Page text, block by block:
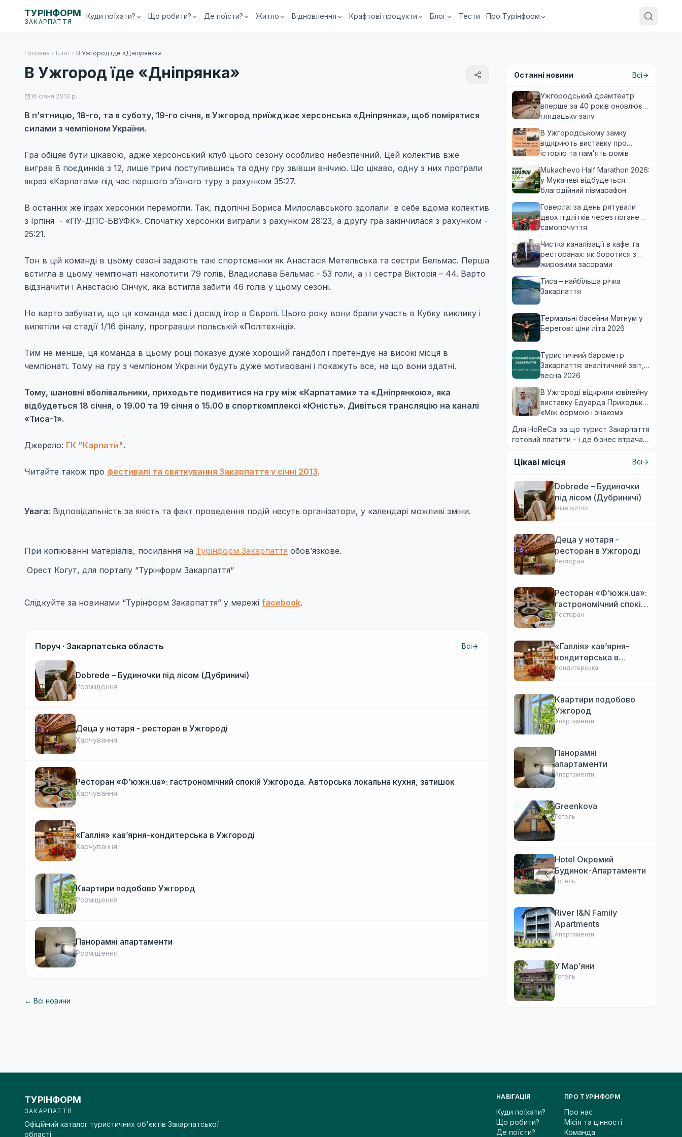
ТУРІНФОРМ
ЗАКАРПАТТЯ
Куди поїхати? Що робити? Де поїсти? Житло Відновлення Крафтові продукти Блог Тести Про Турінформ
Головна Блог В Ужгород їде «Дніпрянка»
В Ужгород їде «Дніпрянка»
16 січня 2013 р.
В п’ятницю, 18-го, та в суботу, 19-го січня, в Ужгород приїжджає херсонська «Дніпрянка», щоб помірятися
силами з чемпіоном України.
Гра обіцяє бути цікавою, адже херсонський клуб цього сезону особливо небезпечний. Цей колектив вже
виграв 8 поєдинків з 12, лише тричі поступившись та одну гру звівши внічию. Що цікаво, одну з них програли
якраз «Карпатам» під час першого з’їзного туру з рахунком 35:27.
В останніх же іграх херсонки перемогли. Так, підопічні Бориса Милославського здолали в себе вдома колектив
з Ірпіня - «ПУ-ДПС-БВУФК». Спочатку херсонки виграли з рахунком 28:23, а другу гра закінчилася з рахунком -
25:21.
Тон в цій команді в цьому сезоні задають такі спортсменки як Анастасія Метельська та сестри Бельмас. Перша
встигла в цьому чемпіонаті наколотити 79 голів, Владислава Бельмас - 53 голи, а її сестра Вікторія – 44. Варто
відзначити і Анастасію Сінчук, яка встигла забити 46 голів у цьому сезоні.
Не варто забувати, що ця команда має і досвід ігор в Європі. Цього року вони брали участь в Кубку виклику і
вилетіли на стадії 1/16 фіналу, програвши польській «Політехніці».
Тим не менше, ця команда в цьому році показує дуже хороший гандбол і претендує на високі місця в
чемпіонаті. Тому на гру з чемпіоном України будуть дуже мотивовані і покажуть все, на що вони здатні.
Тому, шановні вболівальники, приходьте подивитися на гру між «Карпатами» та «Дніпрянкою», яка
відбудеться 18 січня, о 19.00 та 19 січня о 15.00 в спорткомплексі «Юність». Дивіться трансляцію на каналі
«Тиса-1».
Джерело: ГК "Карпати".
Читайте також про фестивалі та святкування Закарпаття у січні 2013.
Увага: Відповідальність за якість та факт проведення подій несуть організатори, у календарі можливі зміни.
При копіюванні матеріалів, посилання на Турінформ Закарпаття обов’язкове.
Орест Когут, для порталу “Турінформ Закарпаття“
Слідкуйте за новинами “Турінформ Закарпаття” у мережі facebook.
Поруч · Закарпатська область Всі
Dobrede – Будиночки під лісом (Дубриничі)
Розміщення
Деца у нотаря - ресторан в Ужгороді
Харчування
Ресторан «Ф'южн.ua»: гастрономічний спокій Ужгорода. Авторська локальна кухня, затишок
Харчування
«Галлія» кав’ярня-кондитерська в Ужгороді
Харчування
Квартири подобово Ужгород
Розміщення
Панорамні апартаменти
Розміщення
← Всі новини
Останні новини Всі
Ужгородський драмтеатр
вперше за 40 років оновлює
глядацьку залу
В Ужгородському замку
відкриють виставку про
історію та пам'ять ромів
Mukachevo Half Marathon 2026:
у Мукачеві відбудеться
благодійний півмарафон
Говерла: за день рятували
двох підлітків через погане
самопочуття
Чистка каналізації в кафе та
ресторанах: як боротися з
жировими засорами
Тиса – найбільша річка
Закарпаття
Термальні басейни Магнум у
Берегові: ціни літа 2026
Туристичний барометр
Закарпаття: аналітичний звіт,
весна 2026
В Ужгороді відкрили ювілейну
виставку Едуарда Приходька
«Між формою і знаком»
Для HoReCa: за що турист Закарпаття
готовий платити – і де бізнес втрачає
Цікаві місця Всі
Dobrede – Будиночки
під лісом (Дубриничі)
Інше житло
Деца у нотаря -
ресторан в Ужгороді
Ресторан
Ресторан «Ф'южн.ua»:
гастрономічний спокій
Ужгорода. Авторська
Ресторан
«Галлія» кав’ярня-
кондитерська в
Ужгороді
Кондитерська
Квартири подобово
Ужгород
Апартаменти
Панорамні
апартаменти
Апартаменти
Greenkova
Готель
Hotel Окремий
Будинок-Апартаменти
Готель
River I&N Family
Apartments
Апартаменти
У Марʼяни
Готель
ТУРІНФОРМ
ЗАКАРПАТТЯ
Офіційний каталог туристичних об'єктів Закарпатської
області
НАВІГАЦІЯ
Куди поїхати?
Що робити?
Де поїсти?
ПРО ТУРІНФОРМ
Про нас
Місія та цінності
Команда